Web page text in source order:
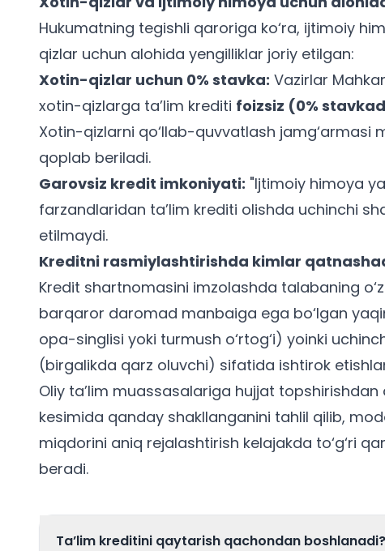
Hukumatning tegishli qaroriga ko‘ra, ijtimoiy
qizlar uchun alohida yengilliklar joriy etilgan:
Xotin-qizlar uchun 0% stavka: Vazirlar
xotin-qizlarga ta’lim krediti foizsiz (0%
Xotin-qizlarni qo‘llab-quvvatlash jamg‘armasi
qoplab beriladi.
Garovsiz kredit imkoniyati: "Ijtimoiy himoya
farzandlaridan ta’lim krediti olishda uchinchi
etilmaydi.
Kreditni rasmiylashtirishda kimlar
Kredit shartnomasini imzolashda talabaning
barqaror daromad manbaiga ega bo‘lgan
opa-singlisi yoki turmush o‘rtog‘i) yoinki
(birgalikda qarz oluvchi) sifatida ishtirok
Oliy ta’lim muassasalariga hujjat topshirishdan
kesimida qanday shakllanganini tahlil qilib,
miqdorini aniq rejalashtirish kelajakda to‘g‘ri
beradi.
Ta’lim kreditini qaytarish qachondan boshlanadi?